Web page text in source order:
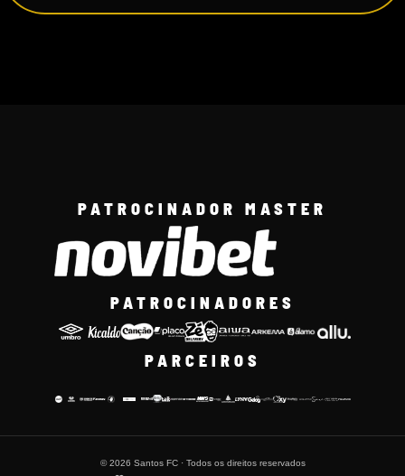
PATROCINADOR MASTER
PATROCINADORES
PARCEIROS
© 2026 Santos FC · Todos os direitos reservados